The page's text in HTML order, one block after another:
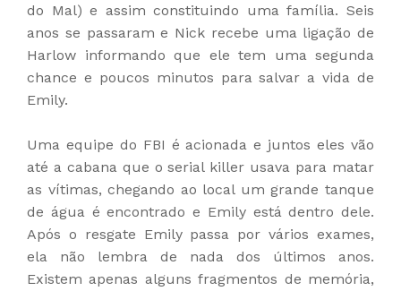
do Mal) e assim constituindo uma família. Seis
anos se passaram e Nick recebe uma ligação de
Harlow informando que ele tem uma segunda
chance e poucos minutos para salvar a vida de
Emily.
Uma equipe do FBI é acionada e juntos eles vão
até a cabana que o serial killer usava para matar
as vítimas, chegando ao local um grande tanque
de água é encontrado e Emily está dentro dele.
Após o resgate Emily passa por vários exames,
ela não lembra de nada dos últimos anos.
Existem apenas alguns fragmentos de memória,